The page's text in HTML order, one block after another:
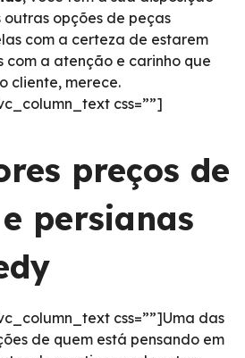
opções de peças
com a certeza de estarem
com a atenção e carinho que
cliente, merece.
css=””]
preços de
persianas
css=””]Uma das
de quem está pensando em